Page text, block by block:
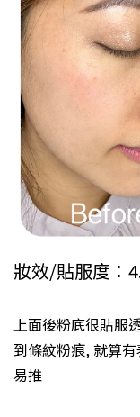
妝效/貼服度：
上面後粉底很貼服
到條紋粉痕, 就算
易推